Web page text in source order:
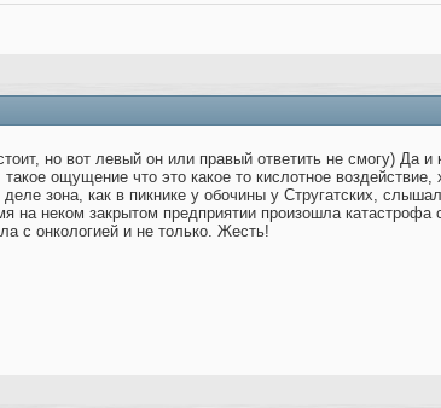
но вот левый он или правый ответить не смогу) Да и
ощущение что это какое то кислотное
зона, как в пикнике у обочины у Стругатских,
на неком закрытом предприятии произошла
с онкологией и не только. Жесть!